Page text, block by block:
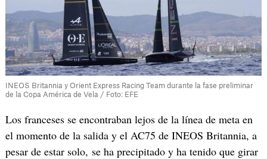
INEOS Britannia y Orient Express Racing Team durante la fase preliminar
de la Copa América de Vela / Foto: EFE
Los franceses se encontraban lejos de la línea de meta en
el momento de la salida y el AC75 de INEOS Britannia, a
pesar de estar solo, se ha precipitado y ha tenido que girar